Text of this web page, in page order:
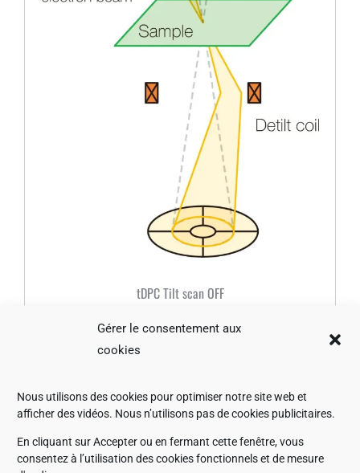
Gérer le consentement aux
cookies
Nous utilisons des cookies pour optimiser notre site web et
afficher des vidéos. Nous n’utilisons pas de cookies publicitaires.
En cliquant sur Accepter ou en fermant cette fenêtre, vous
consentez à l’utilisation des cookies fonctionnels et de mesure
tDPC Tilt scan OFF